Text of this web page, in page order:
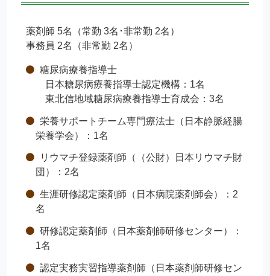
薬剤師 5名（常勤 3名･非常勤 2名）
事務員 2名（非常勤 2名）
糖尿病療養指導士
日本糖尿病療養指導士認定機構：1名
東北信地域糖尿病療養指導士育成会：3名
栄養サポートチーム専門療法士（日本静脈経腸
栄養学会）：1名
リウマチ登録薬剤師（（公財）日本リウマチ財
団）：2名
生涯研修認定薬剤師（日本病院薬剤師会）：2
名
研修認定薬剤師（日本薬剤師研修センター）：
1名
認定実務実習指導薬剤師（日本薬剤師研修セン